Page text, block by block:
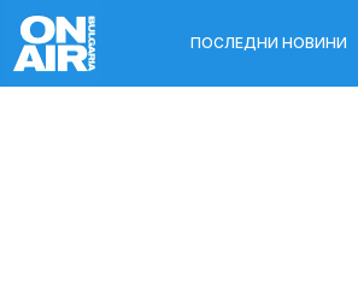
ПОСЛЕДНИ НОВИНИ